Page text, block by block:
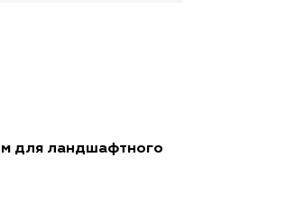
для ландшафтного